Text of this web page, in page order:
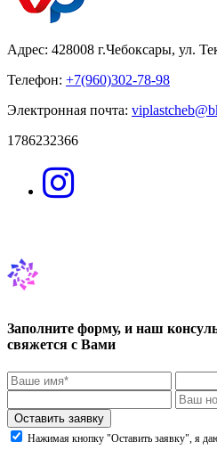
Адрес: 428008 г.Чебоксары, ул.
Телефон: +7(960)302-78-98
Электронная почта:
1786232366
Заполните форму, и наш
свяжется с Вами
Нажимая кнопку "Оставить заявку", я